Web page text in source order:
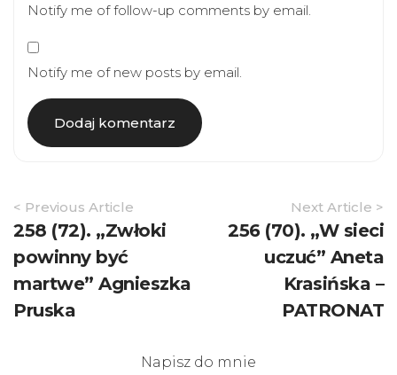
Notify me of follow-up comments by email.
Notify me of new posts by email.
Article
Navigation
< Previous Article
258 (72). „Zwłoki
powinny być
martwe” Agnieszka
Pruska
Next Article >
256 (70). „W sieci
uczuć” Aneta
Krasińska –
PATRONAT
Napisz do mnie